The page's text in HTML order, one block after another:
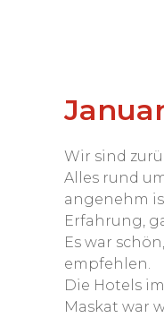
Wir sind
Alles rund
angenehm
Erfahrung,
Es war
empfehlen.
Die Hotels
Maskat war